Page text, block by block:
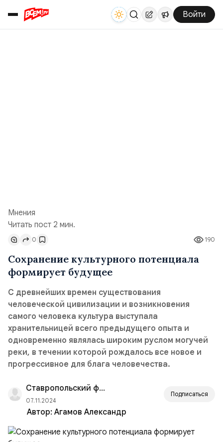
Войти
Мнения
Читать пост 2 мин.
190
0
Сохранение культурного потенциала
формирует будущее
С древнейших времен существования
человеческой цивилизации и возникновения
самого человека культура выступала
хранительницей всего предыдущего опыта и
одновременно являлась широким руслом могучей
реки, в течении которой рождалось все новое и
прогрессивное для блага человечества.
Ставропольский филиал РАНХиГС
07.11.2024
Подписаться
Автор: Агамов Александр